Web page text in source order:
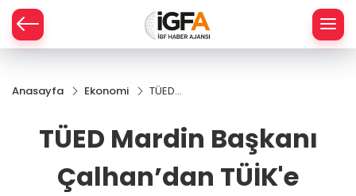
Anasayfa Ekonomi
TÜED
Çalhan’dan
enflasyon
tepkisi:
TÜED Mardin Başkanı
Çalhan’dan TÜİK'e